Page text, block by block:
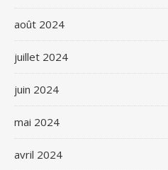
août 2024
juillet 2024
juin 2024
mai 2024
avril 2024